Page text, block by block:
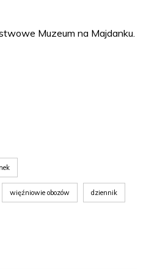
Muzeum na Majdanku.
więźniowie obozów dziennik